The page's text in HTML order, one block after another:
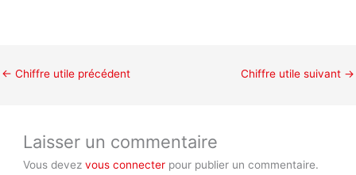
← Chiffre utile précédent Chiffre utile suivant →
Laisser un commentaire
Vous devezvous connecter pour publier un commentaire.